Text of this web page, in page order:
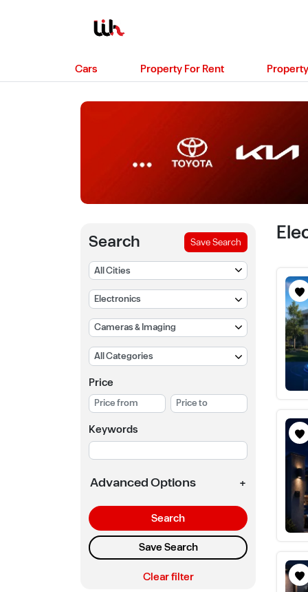
Cars Property For Rent
Search Save Search
Price
Keywords
Advanced Options +
Search
Save Search
Clear filter